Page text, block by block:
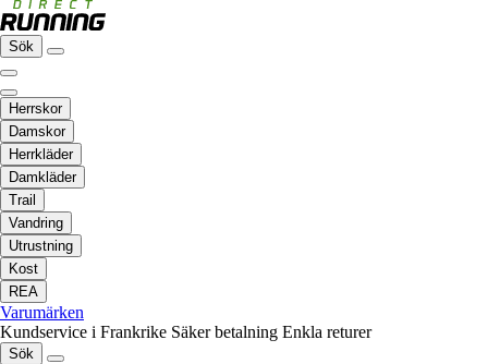
Sök
Herrskor
Damskor
Herrkläder
Damkläder
Trail
Vandring
Utrustning
Kost
REA
Varumärken
Kundservice i Frankrike Säker betalning Enkla returer
Sök